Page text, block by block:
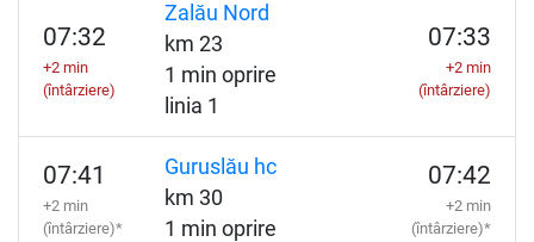
07:32
+2 min
(întârziere)
Zalău Nord
km 23
1 min oprire
linia 1
07:33
+2 min
(întârziere)
07:41
+2 min
(întârziere)*
Guruslău hc
km 30
1 min oprire
07:42
+2 min
(întârziere)*